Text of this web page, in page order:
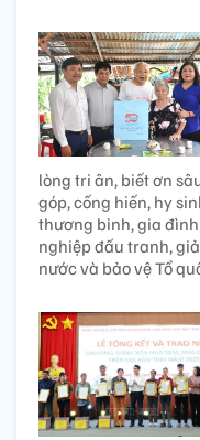
lòng tri ân, biết ơn
góp, cống hiến, hy
thương binh, gia
nghiệp đấu tranh,
nước và bảo vệ Tổ